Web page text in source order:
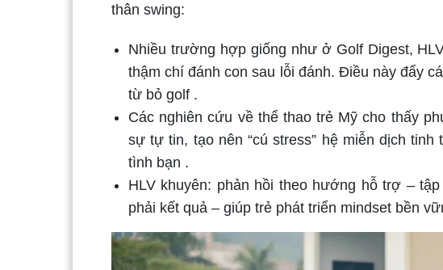
thân swing:
Nhiều trường hợp giống như ở Golf Digest,
thậm chí đánh con sau lỗi đánh. Điều này đẩy
từ bỏ golf .
Các nghiên cứu về thể thao trẻ Mỹ cho thấy
sự tự tin, tạo nên “cú stress” hệ miễn dịch
tình bạn .
HLV khuyên: phản hồi theo hướng hỗ trợ –
phải kết quả – giúp trẻ phát triển mindset bền